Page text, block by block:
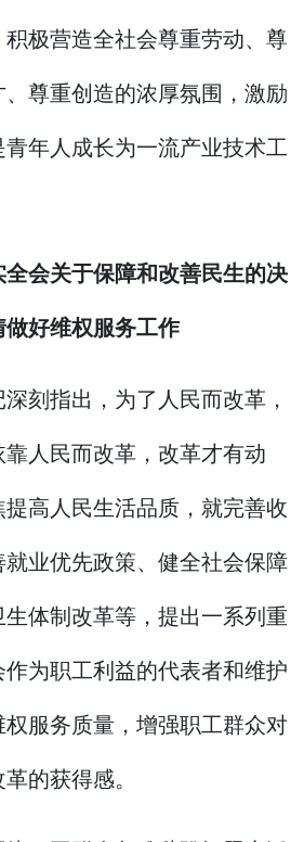
极营造全社会尊重劳动、尊
尊重创造的浓厚氛围，激励
年人成长为一流产业技术工
会关于保障和改善民生的决
好维权服务工作
刻指出，为了人民而改革，
人民而改革，改革才有动
高人民生活品质，就完善收
业优先政策、健全社会保障
体制改革等，提出一系列重
为职工利益的代表者和维护
服务质量，增强职工群众对
的获得感。